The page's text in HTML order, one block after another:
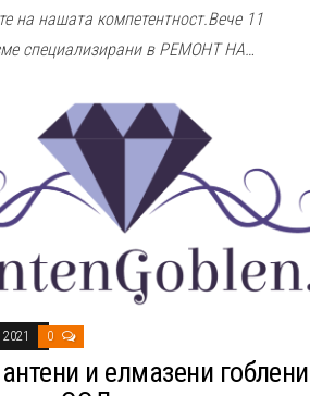
на нашата компетентност.Вече 11
специализирани в РЕМОНТ НА…
0
и елмазени гоблени